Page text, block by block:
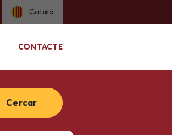
Català
CONTACTE
Cercar